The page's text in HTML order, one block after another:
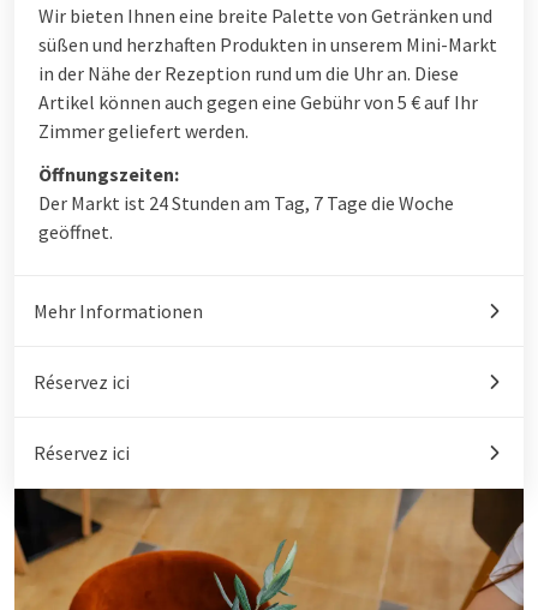
Wir bieten Ihnen eine breite Palette von Getränken und
süßen und herzhaften Produkten in unserem Mini-Markt
in der Nähe der Rezeption rund um die Uhr an. Diese
Artikel können auch gegen eine Gebühr von 5 € auf Ihr
Zimmer geliefert werden.
Öffnungszeiten:
Der Markt ist 24 Stunden am Tag, 7 Tage die Woche
geöffnet.
Mehr Informationen
Réservez ici
Réservez ici